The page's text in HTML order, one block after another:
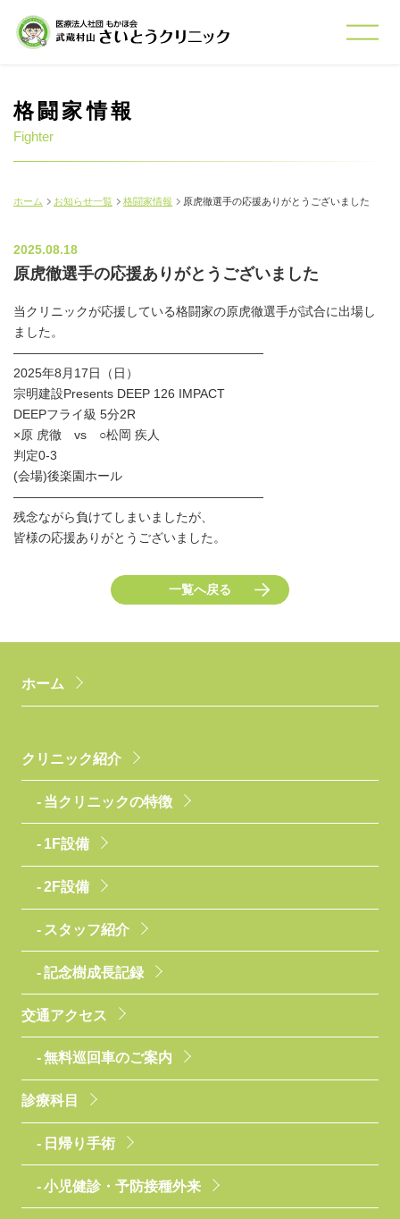
格闘家情報
Fighter
ホーム お知らせ一覧 格闘家情報 原虎徹選手の応援ありがとうございました
2025.08.18
原虎徹選手の応援ありがとうございました
当クリニックが応援している格闘家の原虎徹選手が試合に出場し
ました。
――――――――――――――――――――
2025年8月17日（日）
宗明建設Presents DEEP 126 IMPACT
DEEPフライ級 5分2R
×原 虎徹 vs ○松岡 疾人
判定0-3
(会場)後楽園ホール
――――――――――――――――――――
残念ながら負けてしまいましたが、
皆様の応援ありがとうございました。
一覧へ戻る
ホーム
クリニック紹介
当クリニックの特徴
1F設備
2F設備
スタッフ紹介
記念樹成長記録
交通アクセス
無料巡回車のご案内
診療科目
日帰り手術
小児健診・予防接種外来